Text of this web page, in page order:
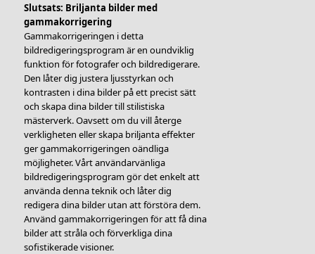
Slutsats: Briljanta bilder med
gammakorrigering
Gammakorrigeringen i detta
bildredigeringsprogram är en oundviklig
funktion för fotografer och bildredigerare.
Den låter dig justera ljusstyrkan och
kontrasten i dina bilder på ett precist sätt
och skapa dina bilder till stilistiska
mästerverk. Oavsett om du vill återge
verkligheten eller skapa briljanta effekter
ger gammakorrigeringen oändliga
möjligheter. Vårt användarvänliga
bildredigeringsprogram gör det enkelt att
använda denna teknik och låter dig
redigera dina bilder utan att förstöra dem.
Använd gammakorrigeringen för att få dina
bilder att stråla och förverkliga dina
sofistikerade visioner.